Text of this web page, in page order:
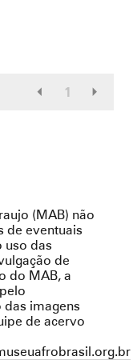
1
(MAB) não
de eventuais
uso das
de
do MAB, a
das imagens
de acervo